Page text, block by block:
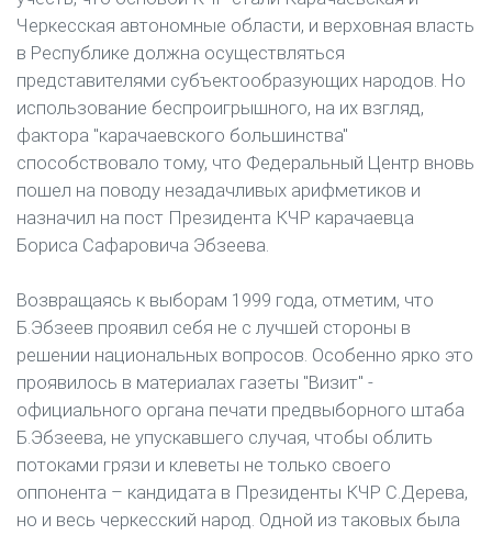
Черкесская автономные области, и верховная власть
в Республике должна осуществляться
представителями субъектообразующих народов. Но
использование беспроигрышного, на их взгляд,
фактора "карачаевского большинства"
способствовало тому, что Федеральный Центр вновь
пошел на поводу незадачливых арифметиков и
назначил на пост Президента КЧР карачаевца
Бориса Сафаровича Эбзеева.
Возвращаясь к выборам 1999 года, отметим, что
Б.Эбзеев проявил себя не с лучшей стороны в
решении национальных вопросов. Особенно ярко это
проявилось в материалах газеты "Визит" -
официального органа печати предвыборного штаба
Б.Эбзеева, не упускавшего случая, чтобы облить
потоками грязи и клеветы не только своего
оппонента – кандидата в Президенты КЧР С.Дерева,
но и весь черкесский народ. Одной из таковых была